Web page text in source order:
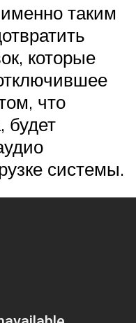
таким
которые
что
будет
системы.